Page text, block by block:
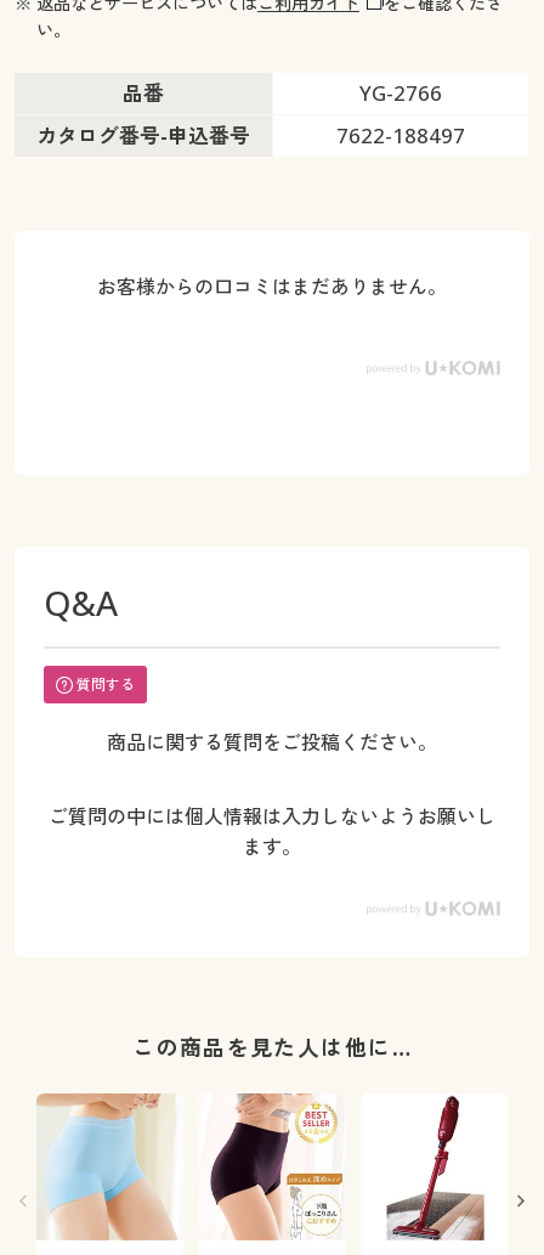
い。
品番
YG-2766
カタログ番号-申込番号
7622-188497
お客様からの口コミはまだありません。
Q&A
質問する
商品に関する質問をご投稿ください。
ご質問の中には個人情報は入力しないようお願いし
ます。
この商品を見た人は他に…